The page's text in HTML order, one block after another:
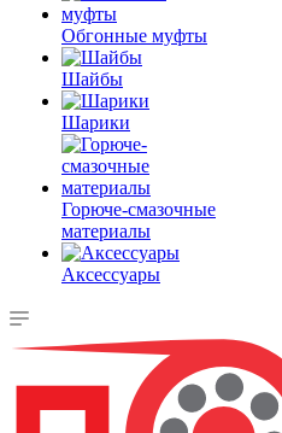
Обгонные муфты
Шайбы
Шарики
Горюче-смазочные
материалы
Аксессуары